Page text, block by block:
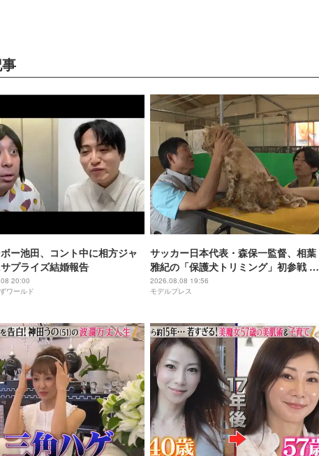
ー池田、コント中に相方ジャ
プライズ結婚報告
20:00
ワールド
サッカー日本代表・森保一監督、相葉
雅紀の「保護犬トリミング」初参戦 ド
リームチームで心込めて挑む【24時間
テレビ49】
2026.08.08 19:56
モデルプレス